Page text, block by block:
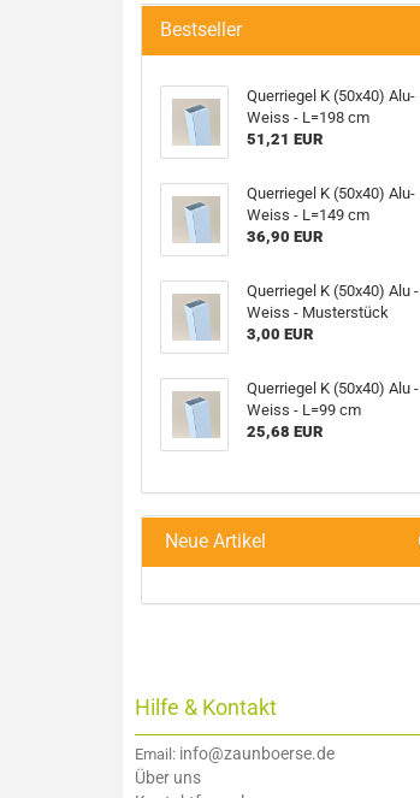
Bestseller
Querriegel K (50x40) Alu-
Weiss - L=198 cm
51,21 EUR
Querriegel K (50x40) Alu-
Weiss - L=149 cm
36,90 EUR
Querriegel K (50x40) Alu -
Weiss - Musterstück
3,00 EUR
Querriegel K (50x40) Alu -
Weiss - L=99 cm
25,68 EUR
Neue Artikel
Hilfe & Kontakt
Email: info@zaunboerse.de
Über uns